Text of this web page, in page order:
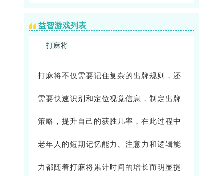
益智游戏列表
打麻将
打麻将不仅需要记住复杂的出牌规则，还
需要快速识别和定位视觉信息，制定出牌
策略，提升自己的获胜几率，在此过程中
老年人的短期记忆能力、注意力和逻辑能
力都随着打麻将累计时间的增长而明显提